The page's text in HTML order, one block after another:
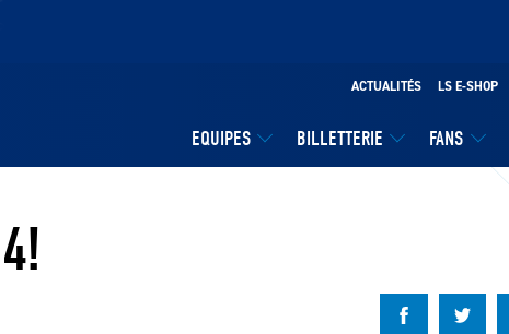
EQUIPES BILLETTERIE FANS
ACTUALITÉS LS E-SHOP